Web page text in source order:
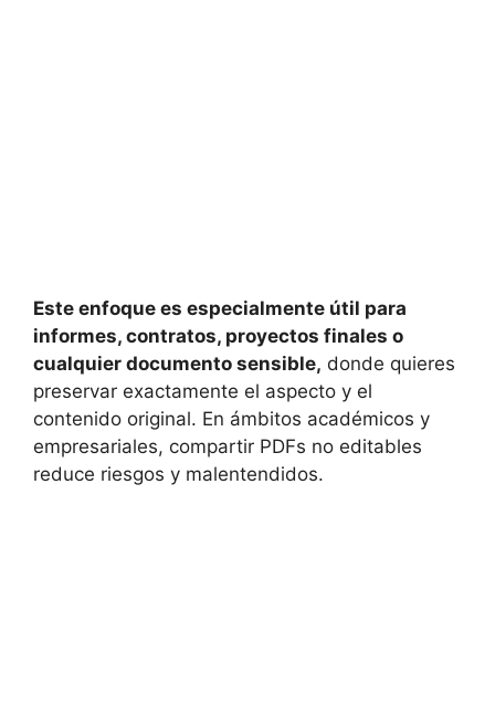
Este enfoque es especialmente útil para
informes, contratos, proyectos finales o
cualquier documento sensible, donde quieres
preservar exactamente el aspecto y el
contenido original. En ámbitos académicos y
empresariales, compartir PDFs no editables
reduce riesgos y malentendidos.